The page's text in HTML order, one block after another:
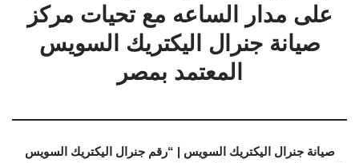
على مدار الساعه مع تحيات مركز
صيانة جنرال اليكتريك السويس
المعتمد بمصر
صيانة جنرال اليكتريك السويس | “رقم جنرال اليكتريك السويس